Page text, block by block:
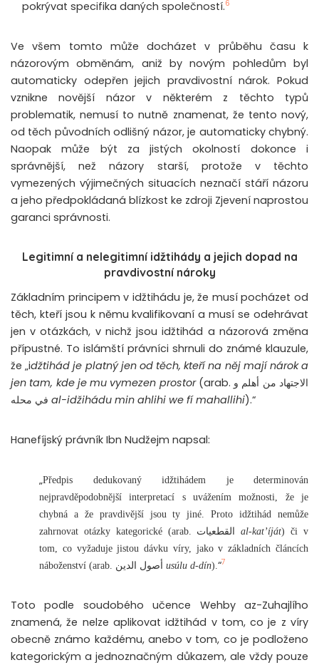
pokrývat specifika daných společností.6
Ve všem tomto může docházet v průběhu času k
názorovým obměnám, aniž by novým pohledům byl
automaticky odepřen jejich pravdivostní nárok. Pokud
vznikne novější názor v některém z těchto typů
problematik, nemusí to nutně znamenat, že tento nový,
od těch původních odlišný názor, je automaticky chybný.
Naopak může být za jistých okolností dokonce i
správnější, než názory starší, protože v těchto
vymezených výjimečných situacích neznačí stáří názoru
a jeho předpokládaná blízkost ke zdroji Zjevení naprostou
garanci správnosti.
Legitimní a nelegitimní idžtihády a jejich dopad na
pravdivostní nároky
Základním principem v idžtihádu je, že musí pocházet od
těch, kteří jsou k němu kvalifikovaní a musí se odehrávat
jen v otázkách, v nichž jsou idžtihád a názorová změna
přípustné. To islámští právníci shrnuli do známé klauzule,
že „idžtihád je platný jen od těch, kteří na něj mají nárok a
jen tam, kde je mu vymezen prostor(arab. الاجتهاد من أهلم و
al-idžihádu min ahlihi we fí mahallihi).“
Hanefíjský právník Ibn Nudžejm napsal:
„Předpis dedukovaný idžtihádem je determinován
nejpravděpodobnější interpretací s uvážením možnosti, že je
chybná a že pravdivější jsou ty jiné. Proto idžtihád nemůže
zahrnovat otázky kategorické (arab.
القطعياتal-kat’íját) či v
tom, co vyžaduje jistou dávku víry, jako v základních článcích
náboženství (arab.
usúlu d-dín). “7
Toto podle soudobého učence Wehby az-Zuhajlího
znamená, že nelze aplikovat idžtihád v tom, co je z víry
obecně známo každému, anebo v tom, co je podloženo
kategorickým a jednoznačným důkazem, ale vždy pouze